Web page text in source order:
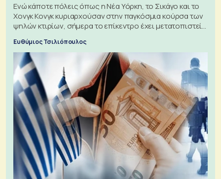
Ενώ κάποτε πόλεις όπως η Νέα Υόρκη, το Σικάγο και το
Χονγκ Κονγκ κυριαρχούσαν στην παγκόσμια κούρσα των
ψηλών κτιρίων, σήμερα το επίκεντρο έχει μετατοπιστεί
Ευθύμιος Τσιλιόπουλος